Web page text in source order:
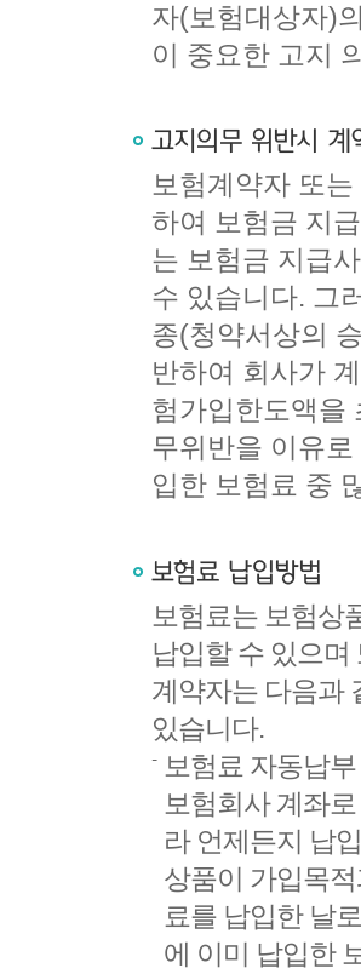
자(보험대상자)
이 중요한 고지
보험계약자 또
하여 보험금 지
는 보험금 지급
수 있습니다. 그
종(청약서상의
반하여 회사가
험가입한도액을
무위반을 이유
입한 보험료 중
보험료는 보험상
납입할 수 있으
계약자는 다음과
있습니다.
보험료 자동납
보험회사 계좌
라 언제든지 납
상품이 가입목
료를 납입한 날
에 이미 납입한